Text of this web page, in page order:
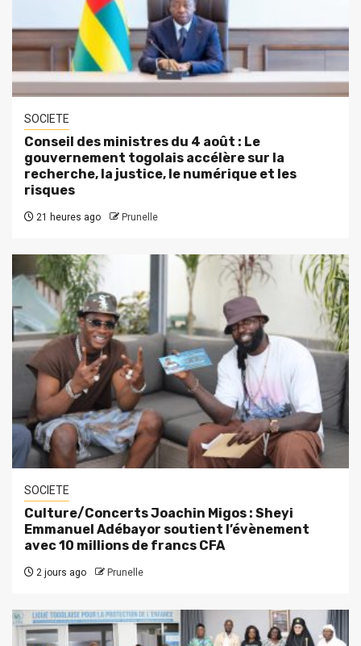
SOCIETE
Conseil des ministres du 4 août : Le
gouvernement togolais accélère sur la
recherche, la justice, le numérique et les
risques
21 heures ago Prunelle
SOCIETE
Culture/Concerts Joachin Migos : Sheyi
Emmanuel Adébayor soutient l’évènement
avec 10 millions de francs CFA
2 jours ago Prunelle